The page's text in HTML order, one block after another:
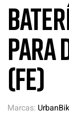
para
(FE)
Marcas: